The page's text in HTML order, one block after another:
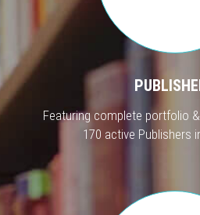
Featuring complete portfolio
170 active Publishers